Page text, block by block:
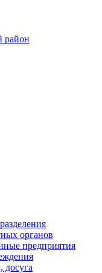
район
органов
предприятия
досуга